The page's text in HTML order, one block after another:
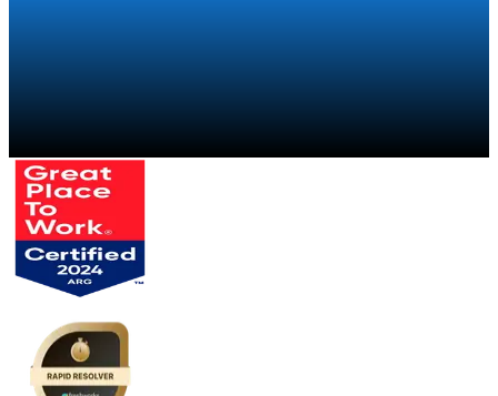
Falar com um especialista